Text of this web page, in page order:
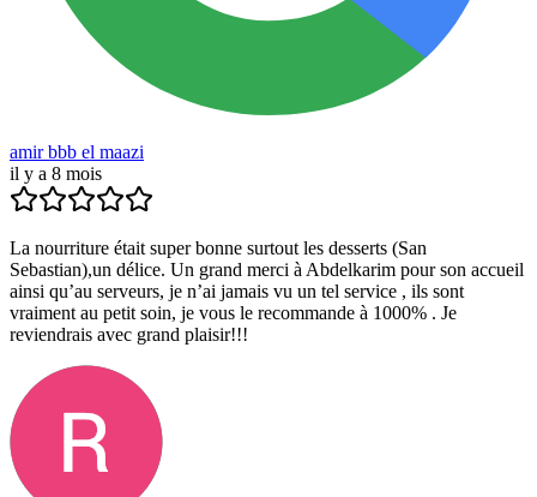
amir bbb el maazi
il y a 8 mois
La nourriture était super bonne surtout les desserts (San
Sebastian),un délice. Un grand merci à Abdelkarim pour son accueil
ainsi qu’au serveurs, je n’ai jamais vu un tel service , ils sont
vraiment au petit soin, je vous le recommande à 1000% . Je
reviendrais avec grand plaisir!!!